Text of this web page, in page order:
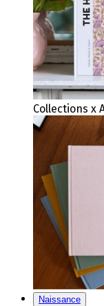
Collections x
Naissance